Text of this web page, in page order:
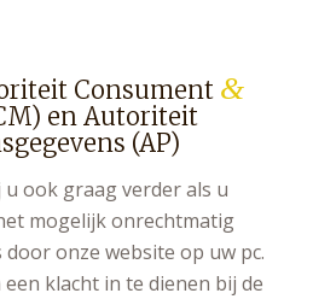
Consument &
en Autoriteit
(AP)
ook graag verder als u
mogelijk onrechtmatig
onze website op uw pc.
klacht in te dienen bij de